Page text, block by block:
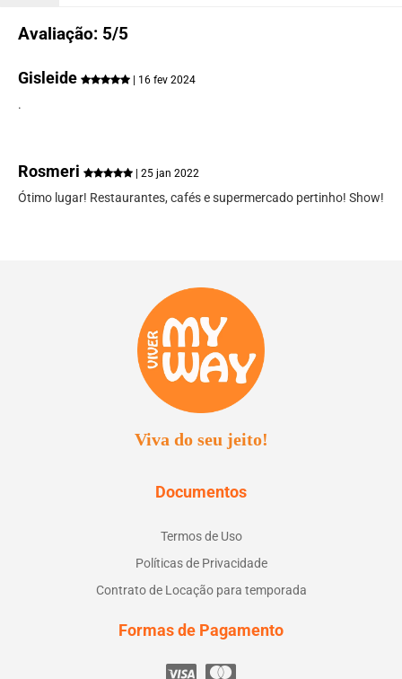
Avaliação: 5/5
Gisleide | 16 fev 2024
.
Rosmeri | 25 jan 2022
Ótimo lugar! Restaurantes, cafés e supermercado pertinho! Show!
Viva do seu jeito!
Documentos
Termos de Uso
Políticas de Privacidade
Contrato de Locação para temporada
Formas de Pagamento